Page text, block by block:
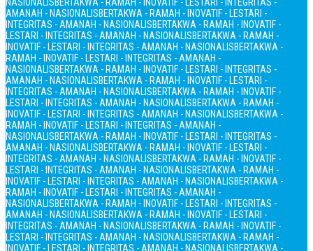
AMANAH - NASIONALISBERTAKWA - RAMAH - INOVATIF - LESTARI -
INTEGRITAS - AMANAH - NASIONALISBERTAKWA - RAMAH - INOVATIF -
LESTARI - INTEGRITAS - AMANAH - NASIONALISBERTAKWA - RAMAH -
INOVATIF - LESTARI - INTEGRITAS - AMANAH - NASIONALISBERTAKWA -
RAMAH - INOVATIF - LESTARI - INTEGRITAS - AMANAH -
NASIONALISBERTAKWA - RAMAH - INOVATIF - LESTARI - INTEGRITAS -
AMANAH - NASIONALISBERTAKWA - RAMAH - INOVATIF - LESTARI -
INTEGRITAS - AMANAH - NASIONALISBERTAKWA - RAMAH - INOVATIF -
LESTARI - INTEGRITAS - AMANAH - NASIONALISBERTAKWA - RAMAH -
INOVATIF - LESTARI - INTEGRITAS - AMANAH - NASIONALISBERTAKWA -
RAMAH - INOVATIF - LESTARI - INTEGRITAS - AMANAH -
NASIONALISBERTAKWA - RAMAH - INOVATIF - LESTARI - INTEGRITAS -
AMANAH - NASIONALISBERTAKWA - RAMAH - INOVATIF - LESTARI -
INTEGRITAS - AMANAH - NASIONALISBERTAKWA - RAMAH - INOVATIF -
LESTARI - INTEGRITAS - AMANAH - NASIONALISBERTAKWA - RAMAH -
INOVATIF - LESTARI - INTEGRITAS - AMANAH - NASIONALISBERTAKWA -
RAMAH - INOVATIF - LESTARI - INTEGRITAS - AMANAH -
NASIONALISBERTAKWA - RAMAH - INOVATIF - LESTARI - INTEGRITAS -
AMANAH - NASIONALISBERTAKWA - RAMAH - INOVATIF - LESTARI -
INTEGRITAS - AMANAH - NASIONALISBERTAKWA - RAMAH - INOVATIF -
LESTARI - INTEGRITAS - AMANAH - NASIONALISBERTAKWA - RAMAH -
INOVATIF - LESTARI - INTEGRITAS - AMANAH - NASIONALISBERTAKWA -